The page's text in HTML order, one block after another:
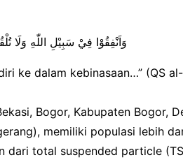
وَاَنْفِقُوْا فِيْ سَبِيْلِ اللّٰهِ وَلَا
ke dalam kebinasaan…” (QS al-
Bogor, Kabupaten Bogor,
memiliki populasi lebih
dari total suspended particle